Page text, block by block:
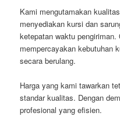
Kami mengutamakan
menyediakan kursi dan
ketepatan waktu
mempercayakan kebutuhan
secara berulang.
Harga yang kami tawarkan
standar kualitas. Dengan
profesional yang efisien.